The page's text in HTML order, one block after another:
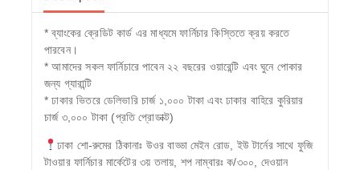
* ব্যাংকের ক্রেডিট কার্ড এর মাধ্যমে ফার্নিচার কিস্তিতে ক্রয় করতে
পারবেন।
* আমাদের সকল ফার্নিচারে পাবেন ২২ বছরের ওয়ারেন্টি এবং ঘুনে পোকার
জন্য গ্যারান্টি
* ঢাকার ভিতরে ডেলিভারি চার্জ ১,০০০ টাকা এবং ঢাকার বাহিরে কুরিয়ার
চার্জ ৩,০০০ টাকা (প্রতি প্রোডাক্ট)
ঢাকা শো-রুমের ঠিকানাঃ উওর বাড্ডা মেইন রোড, ইউ টার্নের সাথে ফুজি
টাওয়ার ফার্নিচার মার্কেটের ৩য় তলায়, শপ নাম্বারঃ ক/৩০০, দেওয়ান